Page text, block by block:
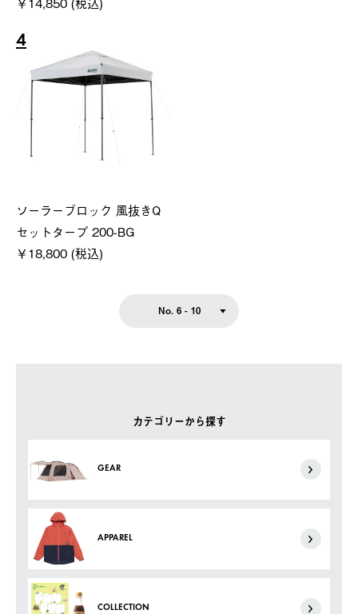
カテゴリーから探す
GEAR
APPAREL
COLLECTION
4
ソーラーブロック 風抜きQ
セットタープ 200-BG
￥18,800 (税込)
No. 6 - 10